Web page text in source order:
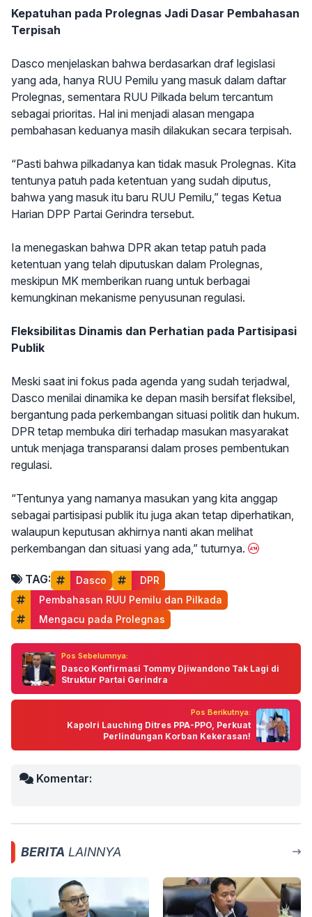
Kepatuhan pada Prolegnas Jadi Dasar Pembahasan
Terpisah
Dasco menjelaskan bahwa berdasarkan draf legislasi
yang ada, hanya RUU Pemilu yang masuk dalam daftar
Prolegnas, sementara RUU Pilkada belum tercantum
sebagai prioritas. Hal ini menjadi alasan mengapa
pembahasan keduanya masih dilakukan secara terpisah.
“Pasti bahwa pilkadanya kan tidak masuk Prolegnas. Kita
tentunya patuh pada ketentuan yang sudah diputus,
bahwa yang masuk itu baru RUU Pemilu,” tegas Ketua
Harian DPP Partai Gerindra tersebut.
Ia menegaskan bahwa DPR akan tetap patuh pada
ketentuan yang telah diputuskan dalam Prolegnas,
meskipun MK memberikan ruang untuk berbagai
kemungkinan mekanisme penyusunan regulasi.
Fleksibilitas Dinamis dan Perhatian pada Partisipasi
Publik
Meski saat ini fokus pada agenda yang sudah terjadwal,
Dasco menilai dinamika ke depan masih bersifat fleksibel,
bergantung pada perkembangan situasi politik dan hukum.
DPR tetap membuka diri terhadap masukan masyarakat
untuk menjaga transparansi dalam proses pembentukan
regulasi.
“Tentunya yang namanya masukan yang kita anggap
sebagai partisipasi publik itu juga akan tetap diperhatikan,
walaupun keputusan akhirnya nanti akan melihat
perkembangan dan situasi yang ada,” tuturnya.
TAG: Dasco
DPR
Pembahasan RUU Pemilu dan Pilkada
Mengacu pada Prolegnas
Pos Sebelumnya:
Dasco Konfirmasi Tommy Djiwandono Tak Lagi di
Struktur Partai Gerindra
Pos Berikutnya:
Kapolri Lauching Ditres PPA-PPO, Perkuat
Perlindungan Korban Kekerasan!
Komentar:
BERITA LAINNYA